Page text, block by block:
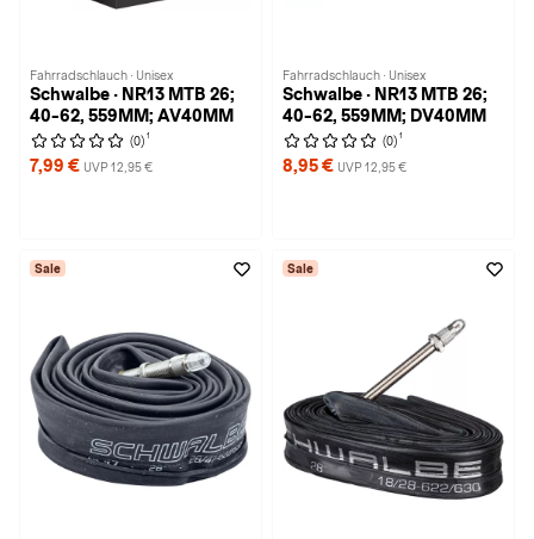
Fahrradschlauch · Unisex
Schwalbe · NR13 MTB 26;
40-62, 559MM; AV40MM
(0) 1
7,99 € UVP 12,95 €
Fahrradschlauch · Unisex
Schwalbe · NR13 MTB 26;
40-62, 559MM; DV40MM
(0) 1
8,95 € UVP 12,95 €
Sale Sale